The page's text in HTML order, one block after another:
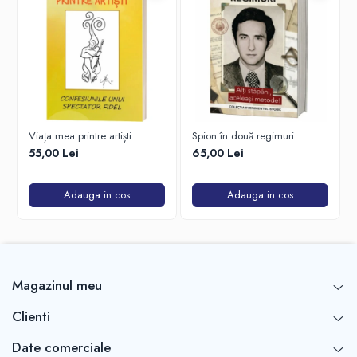
Viața mea printre artiști.
Confesiunile unui spectator
fidel
55,00 Lei
Adauga in cos
Spion în două regimuri
65,00 Lei
Adauga in cos
Magazinul meu
Clienti
Date comerciale